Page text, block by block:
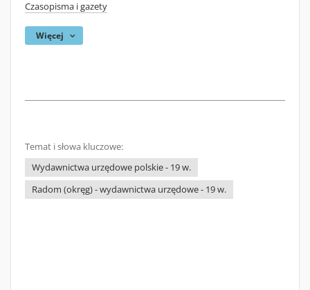
Czasopisma i gazety
Więcej
Temat i słowa kluczowe:
Wydawnictwa urzędowe polskie - 19 w.
Radom (okręg) - wydawnictwa urzędowe - 19 w.